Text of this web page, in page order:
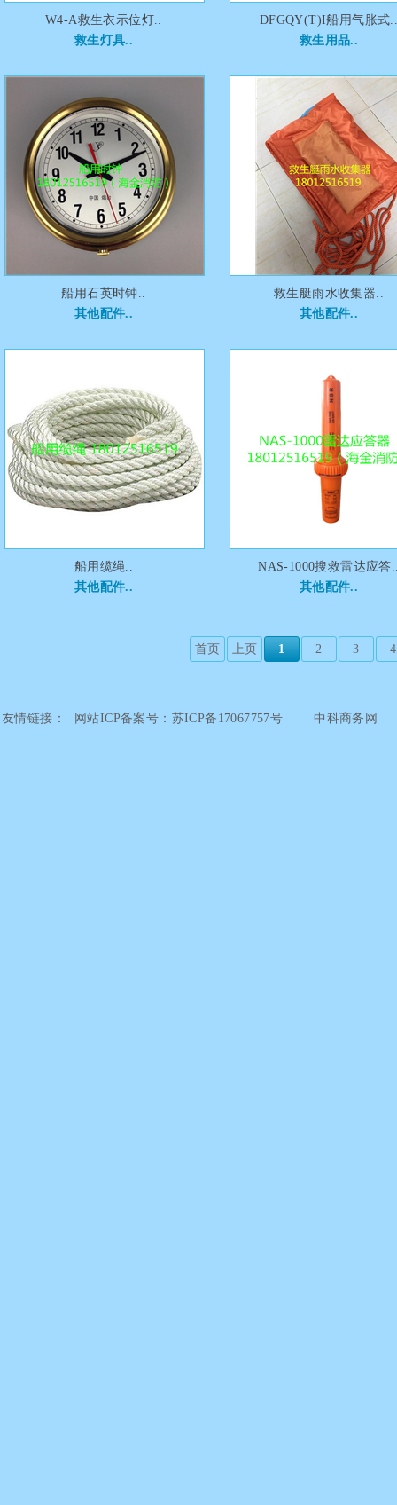
W4-A救生衣示位灯..
救生灯具..
DFGQY(T)I船用气胀式
救生用品..
船用石英时钟..
其他配件..
救生艇雨水收集器..
其他配件..
船用缆绳..
其他配件..
NAS-1000搜救雷达应答
其他配件..
首页 上页 1 2 3 4
友情链接： 网站ICP备案号：苏ICP备17067757号 中科商务网